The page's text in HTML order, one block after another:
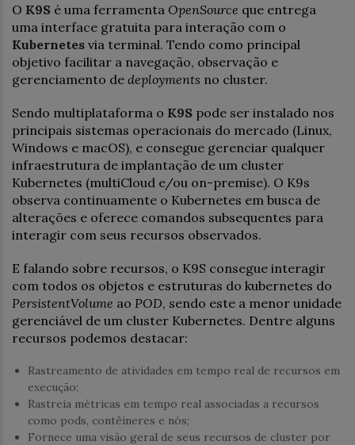
O K9S é uma ferramenta OpenSource que entrega
uma interface gratuita para interação com o
Kubernetes via terminal. Tendo como principal
objetivo facilitar a navegação, observação e
gerenciamento de deployments no cluster.
Sendo multiplataforma o K9S pode ser instalado nos
principais sistemas operacionais do mercado (Linux,
Windows e macOS), e consegue gerenciar qualquer
infraestrutura de implantação de um cluster
Kubernetes (multiCloud e/ou on-premise). O K9s
observa continuamente o Kubernetes em busca de
alterações e oferece comandos subsequentes para
interagir com seus recursos observados.
E falando sobre recursos, o K9S consegue interagir
com todos os objetos e estruturas do kubernetes do
PersistentVolume ao POD, sendo este a menor unidade
gerenciável de um cluster Kubernetes. Dentre alguns
recursos podemos destacar:
Rastreamento de atividades em tempo real de recursos em
execução;
Rastreia métricas em tempo real associadas a recursos
como pods, contêineres e nós;
Fornece uma visão geral de seus recursos de cluster por